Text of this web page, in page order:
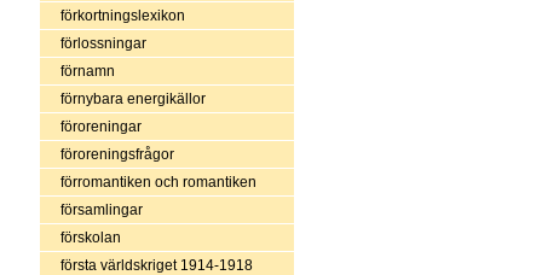
förkortningslexikon
förlossningar
förnamn
förnybara energikällor
föroreningar
föroreningsfrågor
förromantiken och romantiken
församlingar
förskolan
första världskriget 1914-1918